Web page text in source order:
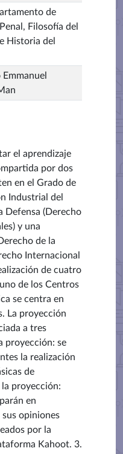
de
Filosofía del
Historia del
Emmanuel
el aprendizaje
por dos
en el Grado de
Industrial del
Defensa (Derecho
y una
de la
Internacional
de cuatro
de los Centros
se centra en
La proyección
a tres
proyección: se
la realización
de
proyección:
en
opiniones
por la
Kahoot. 3.